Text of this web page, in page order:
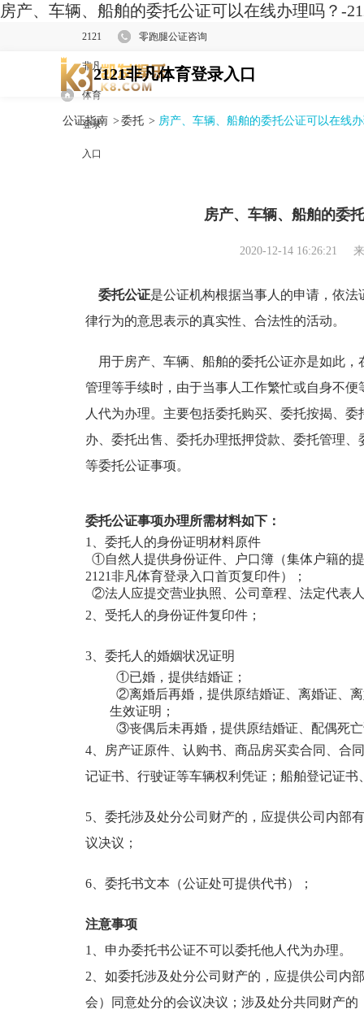
房产、车辆、船舶的委托公证可以在线办理吗？-
2121
非凡
体育
登录
入口
零跑腿公证咨询
2121非凡体育登录入口
公证指南 > 委托 > 房产、车辆、船舶的委托公证可以在线
房产、车辆、船舶的委
2020-12-14 16:26:21
委托公证是公证机构根据当事人的申请，依
律行为的意思表示的真实性、合法性的活动。
用于房产、车辆、船舶的委托公证亦是如此，
管理等手续时，由于当事人工作繁忙或自身不
人代为办理。主要包括委托购买、委托按揭、
办、委托出售、委托办理抵押贷款、委托管理
等委托公证事项。
委托公证事项办理所需材料如下：
1、委托人的身份证明材料原件
①自然人提供身份证件、户口簿（集体户籍的
2121非凡体育登录入口首页复印件）；
②法人应提交营业执照、公司章程、法定代表
2、 受托人的身份证件复印件；
3、 委托人的婚姻状况证明
①已婚，提供结婚证；
②离婚后再婚，提供原结婚证、离婚证、
生效证明；
③丧偶后未再婚，提供原结婚证、配偶死
4、房产证原件、认购书、商品房买卖合同、合
记证书、行驶证等车辆权利凭证；船舶登记证
5、 委托涉及处分公司财产的，应提供公司内部
议决议；
6、 委托书文本（公证处可提供代书）；
注意事项
1、申办委托书公证不可以委托他人代为办理。
2、如委托涉及处分公司财产的，应提供公司内
会）同意处分的会议决议；涉及处分共同财产